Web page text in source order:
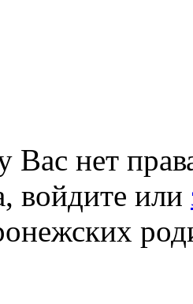
Вас нет
войдите или